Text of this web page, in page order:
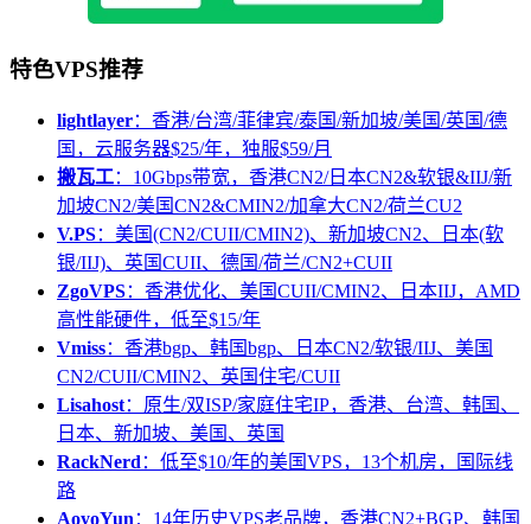
特色VPS推荐
lightlayer：香港/台湾/菲律宾/泰国/新加坡/美国/英国/德
国，云服务器$25/年，独服$59/月
搬瓦工：10Gbps带宽，香港CN2/日本CN2&软银&IIJ/新
加坡CN2/美国CN2&CMIN2/加拿大CN2/荷兰CU2
V.PS：美国(CN2/CUII/CMIN2)、新加坡CN2、日本(软
银/IIJ)、英国CUII、德国/荷兰/CN2+CUII
ZgoVPS：香港优化、美国CUII/CMIN2、日本IIJ，AMD
高性能硬件，低至$15/年
Vmiss：香港bgp、韩国bgp、日本CN2/软银/IIJ、美国
CN2/CUII/CMIN2、英国住宅/CUII
Lisahost：原生/双ISP/家庭住宅IP，香港、台湾、韩国、
日本、新加坡、美国、英国
RackNerd ：低至$10/年的美国VPS，13个机房，国际线
路
AoyoYun ：14年历史VPS老品牌，香港CN2+BGP、韩国